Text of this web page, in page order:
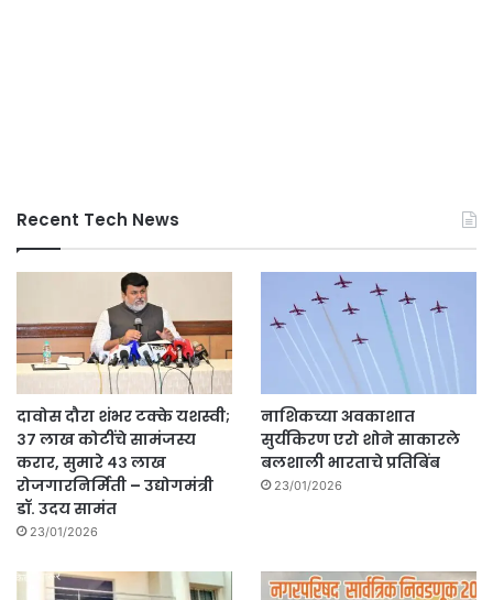
Recent Tech News
दावोस दौरा शंभर टक्के यशस्वी;
३७ लाख कोटींचे सामंजस्य
करार, सुमारे ४३ लाख
रोजगारनिर्मिती – उद्योगमंत्री
डॉ. उदय सामंत
23/01/2026
नाशिकच्या अवकाशात
सुर्यकिरण एरो शोने साकारले
बलशाली भारताचे प्रतिबिंब
23/01/2026